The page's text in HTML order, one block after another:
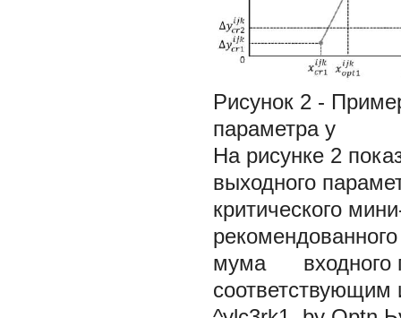
Рисунок 2 -
параметра у
На рисунке 2
выходного
критического
мума входного
соответствующим